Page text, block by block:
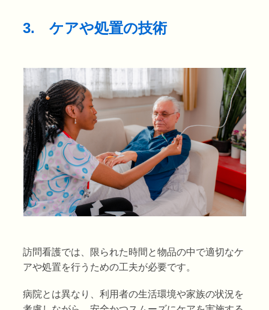
3. ケアや処置の技術
訪問看護では、限られた時間と物品の中で適切なケ
アや処置を行うための工夫が必要です。
病院とは異なり、利用者の生活環境や家族の状況を